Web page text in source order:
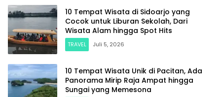
10 Tempat Wisata di Sidoarjo yang
Cocok untuk Liburan Sekolah, Dari
Wisata Alam hingga Spot Hits
TRAVEL Juli 5, 2026
10 Tempat Wisata Unik di Pacitan, Ada
Panorama Mirip Raja Ampat hingga
Sungai yang Memesona